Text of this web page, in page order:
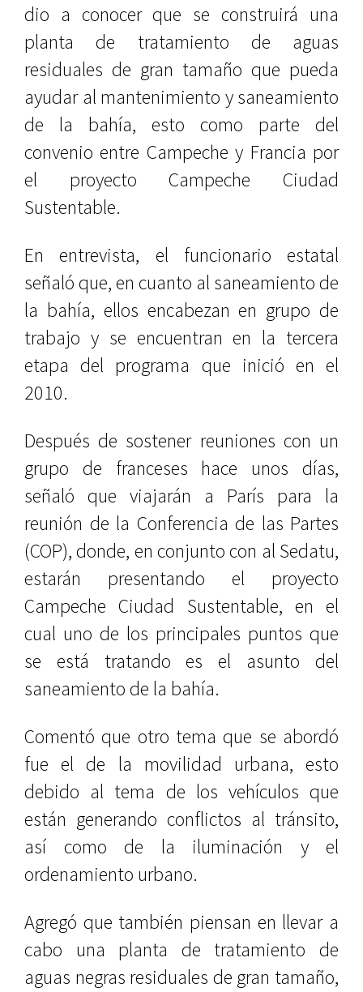
dio a conocer que se construirá una
planta de tratamiento de aguas
residuales de gran tamaño que pueda
ayudar al mantenimiento y saneamiento
de la bahía, esto como parte del
convenio entre Campeche y Francia por
el proyecto Campeche Ciudad
Sustentable.
En entrevista, el funcionario estatal
señaló que, en cuanto al saneamiento de
la bahía, ellos encabezan en grupo de
trabajo y se encuentran en la tercera
etapa del programa que inició en el
2010.
Después de sostener reuniones con un
grupo de franceses hace unos días,
señaló que viajarán a París para la
reunión de la Conferencia de las Partes
(COP), donde, en conjunto con al Sedatu,
estarán presentando el proyecto
Campeche Ciudad Sustentable, en el
cual uno de los principales puntos que
se está tratando es el asunto del
saneamiento de la bahía.
Comentó que otro tema que se abordó
fue el de la movilidad urbana, esto
debido al tema de los vehículos que
están generando conflictos al tránsito,
así como de la iluminación y el
ordenamiento urbano.
Agregó que también piensan en llevar a
cabo una planta de tratamiento de
aguas negras residuales de gran tamaño,